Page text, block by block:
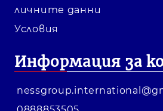
личните данни
Условия
Информация за